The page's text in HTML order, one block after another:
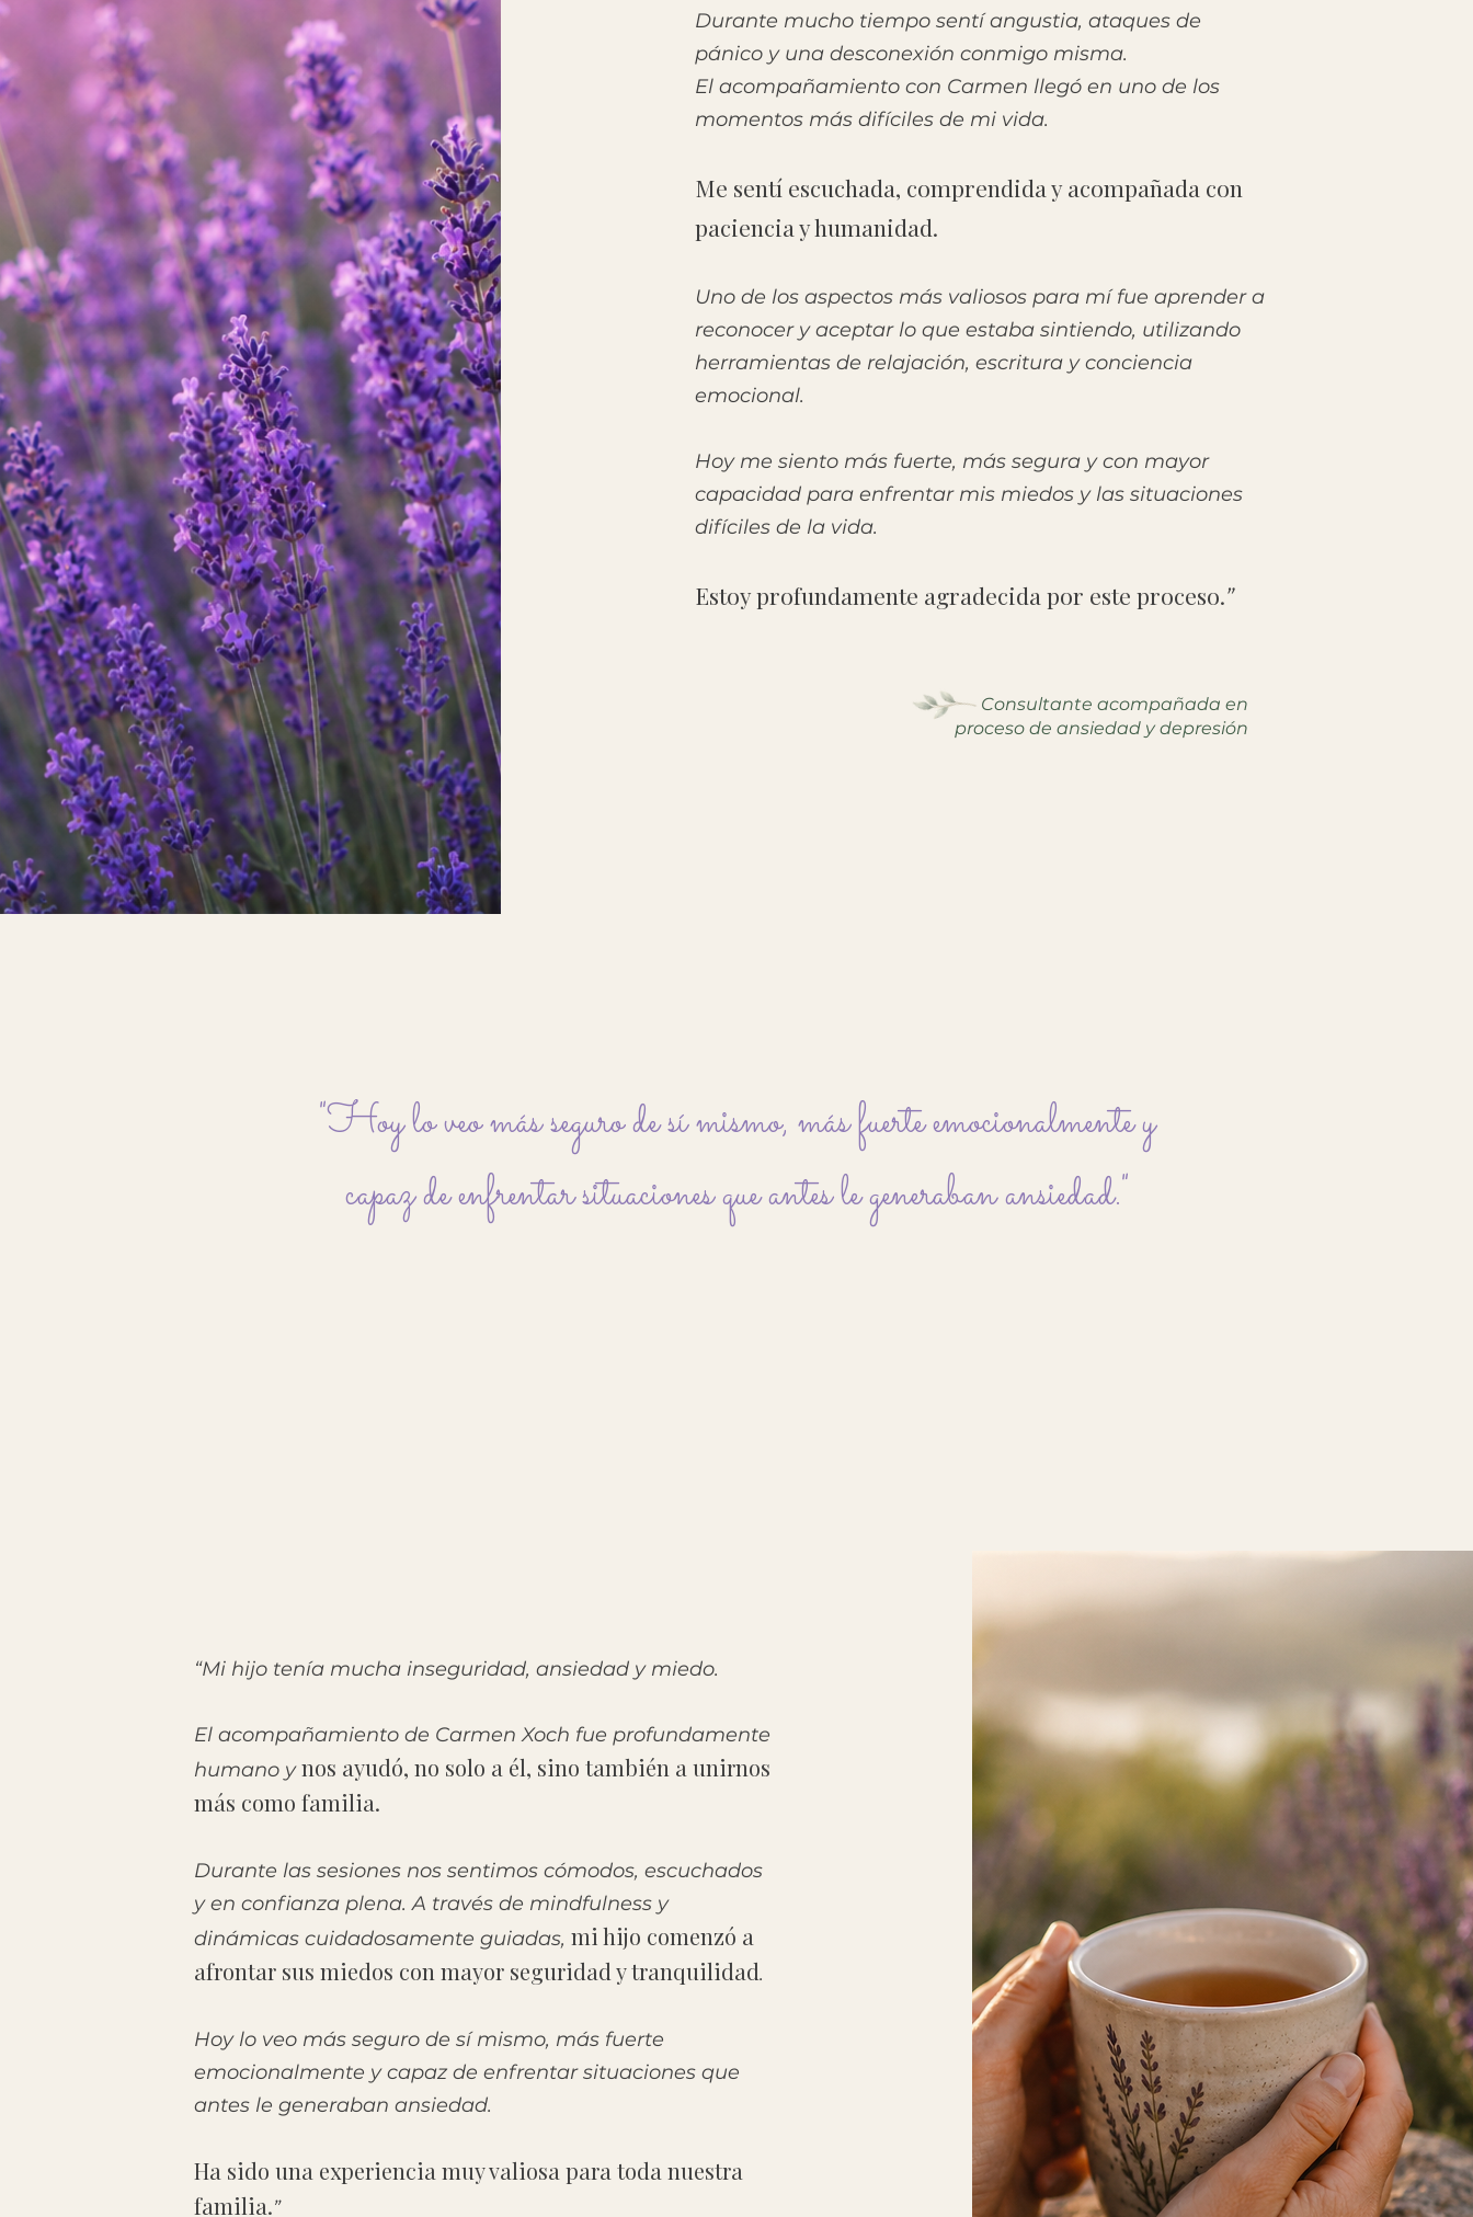
Durante mucho tiempo sentí angustia, ataques de
pánico y una desconexión conmigo misma.
El acompañamiento con Carmen llegó en uno de los
momentos más difíciles de mi vida.
Me sentí escuchada, comprendida y acompañada con
paciencia y humanidad.
Uno de los aspectos más valiosos para mí fue aprender a
reconocer y aceptar lo que estaba sintiendo, utilizando
herramientas de relajación, escritura y conciencia
emocional.
Hoy me siento más fuerte, más segura y con mayor
capacidad para enfrentar mis miedos y las situaciones
difíciles de la vida.
Estoy profundamente agradecida por este proceso.”
Consultante acompañada en
proceso de ansiedad y depresión
"Hoy lo veo más seguro de sí mismo, más fuerte emocionalmente y
capaz de enfrentar situaciones que antes le generaban ansiedad."
“Mi hijo tenía mucha inseguridad, ansiedad y miedo.
El acompañamiento de Carmen Xoch fue profundamente
humano ynos ayudó, no solo a él, sino también a unirnos
más como familia.
Durante las sesiones nos sentimos cómodos, escuchados
y en confianza plena. A través de mindfulness y
dinámicas cuidadosamente guiadas,mi hijo comenzó a
afrontar sus miedos con mayor seguridad y tranquilidad.
Hoy lo veo más seguro de sí mismo, más fuerte
emocionalmente y capaz de enfrentar situaciones que
antes le generaban ansiedad.
Ha sido una experiencia muy valiosa para toda nuestra
familia.”​